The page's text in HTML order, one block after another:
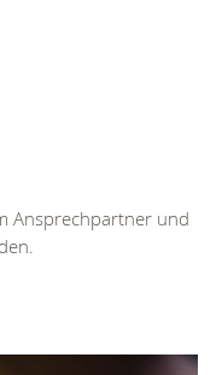
Ansprechpartner und